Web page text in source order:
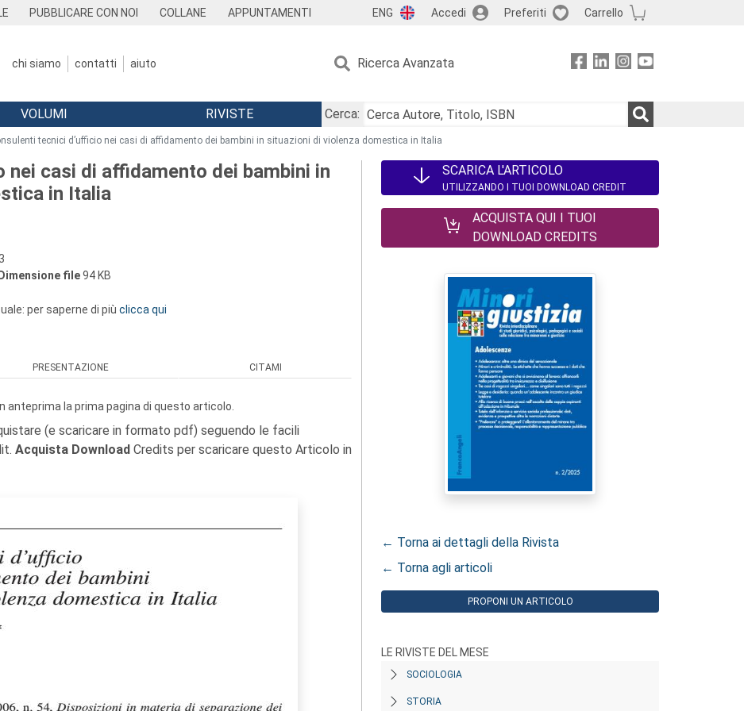
PUBBLICARE CON NOI COLLANE APPUNTAMENTI ENG Accedi Preferiti Carrello
chi siamo contatti aiuto Ricerca Avanzata
VOLUMI RIVISTE
Cerca:
tecnici d’ufficio nei casi di affidamento dei bambini in situazioni di violenza domestica in Italia
nei casi di affidamento dei bambini in
in Italia
Dimensione file94 KB
per saperne di più clicca qui
PRESENTAZIONE CITAMI
anteprima la prima pagina di questo articolo.
(e scaricare in formato pdf) seguendo le facili
Acquista Download Credits per scaricare questo Articolo in
SCARICA L'ARTICOLO
UTILIZZANDO I TUOI DOWNLOAD CREDIT
ACQUISTA QUI I TUOI
DOWNLOAD CREDITS
← Torna ai dettagli della Rivista
← Torna agli articoli
PROPONI UN ARTICOLO
LE RIVISTE DEL MESE
SOCIOLOGIA
STORIA